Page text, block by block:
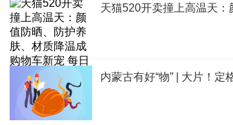
天猫520开卖撞上高温天
内蒙古有好“物” | 大片！